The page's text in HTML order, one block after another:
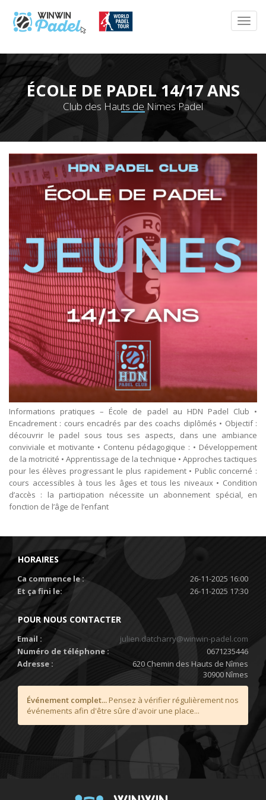
ÉCOLE DE PADEL 14/17 ANS
Club des Hauts de Nimes Padel
Informations pratiques – École de padel au HDN Padel Club •
Encadrement : cours encadrés par des coachs diplômés • Objectif :
découvrir le padel sous tous ses aspects, dans une ambiance
conviviale et motivante • Contenu pédagogique : • Développement
de la motricité • Apprentissage de la technique • Approches tactiques
pour les élèves progressant le plus rapidement • Public concerné :
cours accessibles à tous les âges et tous les niveaux • Condition
d’accès : la participation nécessite un abonnement spécial, en
fonction de l’âge de l’enfant
HORAIRES
Ca commence le :
26-11-2025 16:00
Et ça fini le:
26-11-2025 17:30
POUR NOUS CONTACTER
Email :
julien.datcharry@winwin-padel.com
Numéro de téléphone :
0671235446
Adresse :
620 Chemin des Hauts de Nîmes
30900 Nîmes
Événement complet... Pensez à vérifier régulièrement nos
événements afin d'être sûre d'avoir une place...